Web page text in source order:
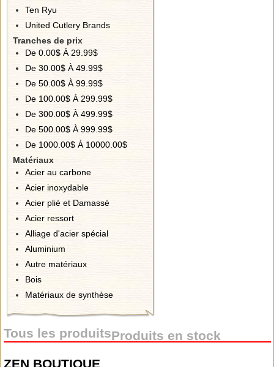
Ten Ryu
United Cutlery Brands
Tranches de prix
De 0.00$ À 29.99$
De 30.00$ À 49.99$
De 50.00$ À 99.99$
De 100.00$ À 299.99$
De 300.00$ À 499.99$
De 500.00$ À 999.99$
De 1000.00$ À 10000.00$
Matériaux
Acier au carbone
Acier inoxydable
Acier plié et Damassé
Acier ressort
Alliage d'acier spécial
Aluminium
Autre matériaux
Bois
Matériaux de synthèse
Tous les produitsProduits en stock
ZEN BOUTIQUE